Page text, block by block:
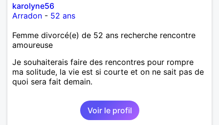
karolyne56
Arradon - 52 ans
Femme divorcé(e) de 52 ans recherche rencontre
amoureuse
Je souhaiterais faire des rencontres pour rompre
ma solitude, la vie est si courte et on ne sait pas de
quoi sera fait demain.
Voir le profil